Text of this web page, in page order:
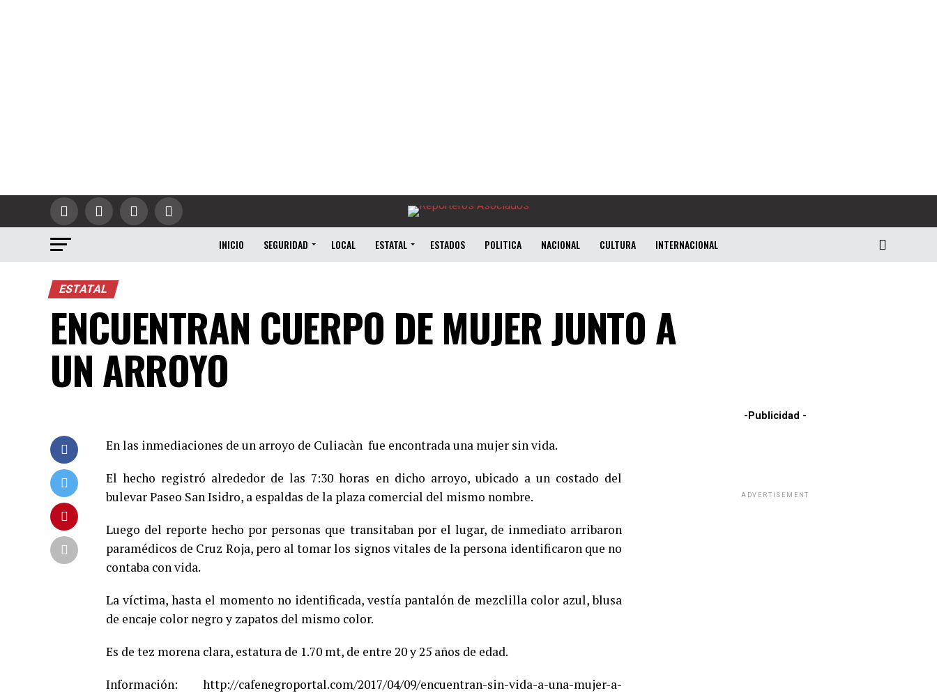
INICIO SEGURIDAD LOCAL ESTATAL ESTADOS POLITICA NACIONAL CULTURA INTERNACIONAL
ESTATAL
ENCUENTRAN CUERPO DE MUJER JUNTO A
UN ARROYO
En las inmediaciones de un arroyo de Culiacàn fue encontrada una mujer sin vida.
El hecho registró alrededor de las 7:30 horas en dicho arroyo, ubicado a un costado del
bulevar Paseo San Isidro, a espaldas de la plaza comercial del mismo nombre.
Luego del reporte hecho por personas que transitaban por el lugar, de inmediato arribaron
paramédicos de Cruz Roja, pero al tomar los signos vitales de la persona identificaron que no
contaba con vida.
La víctima, hasta el momento no identificada, vestía pantalón de mezclilla color azul, blusa
de encaje color negro y zapatos del mismo color.
Es de tez morena clara, estatura de 1.70 mt, de entre 20 y 25 años de edad.
Información: http://cafenegroportal.com/2017/04/09/encuentran-sin-vida-a-una-mujer-a-
-Publicidad -
ADVERTISEMENT